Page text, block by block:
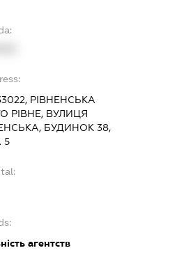
РІВНЕНСЬКА
РІВНЕ, ВУЛИЦЯ
БУДИНОК 38,
5
агентств